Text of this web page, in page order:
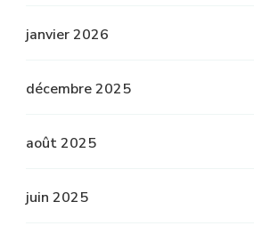
janvier 2026
décembre 2025
août 2025
juin 2025